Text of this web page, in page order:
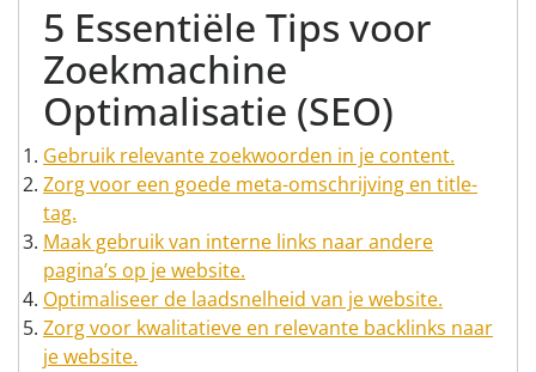
5 Essentiële Tips voor
Zoekmachine
Optimalisatie (SEO)
Gebruik relevante zoekwoorden in je content.
Zorg voor een goede meta-omschrijving en title-
tag.
Maak gebruik van interne links naar andere
pagina’s op je website.
Optimaliseer de laadsnelheid van je website.
Zorg voor kwalitatieve en relevante backlinks naar
je website.